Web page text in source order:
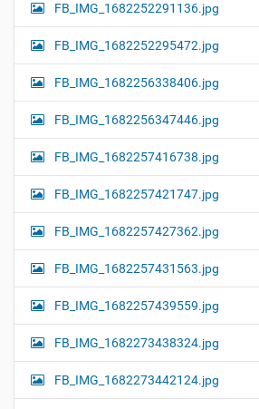
FB_IMG_1682252291136.jpg
FB_IMG_1682252295472.jpg
FB_IMG_1682256338406.jpg
FB_IMG_1682256347446.jpg
FB_IMG_1682257416738.jpg
FB_IMG_1682257421747.jpg
FB_IMG_1682257427362.jpg
FB_IMG_1682257431563.jpg
FB_IMG_1682257439559.jpg
FB_IMG_1682273438324.jpg
FB_IMG_1682273442124.jpg